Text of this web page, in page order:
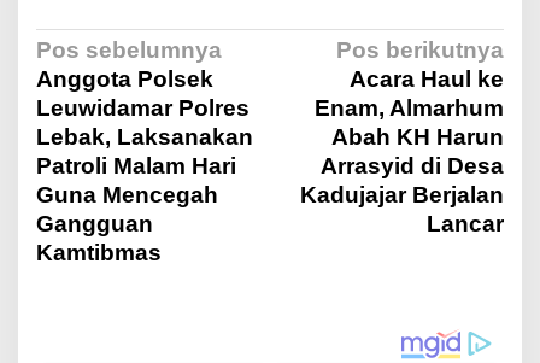
N
a
v
i
Pos sebelumnya
Anggota Polsek
Leuwidamar Polres
Lebak, Laksanakan
Patroli Malam Hari
Guna Mencegah
Gangguan
Kamtibmas
Pos berikutnya
Acara Haul ke
Enam, Almarhum
Abah KH Harun
Arrasyid di Desa
Kadujajar Berjalan
Lancar